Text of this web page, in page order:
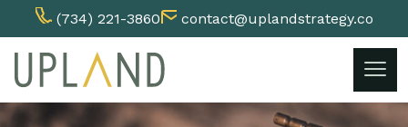
(734) 221-3860
contact@uplandstrategy.co
content